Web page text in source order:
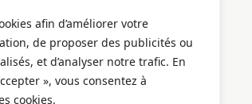
afin d’améliorer votre
de proposer des publicités ou
et d’analyser notre trafic. En
», vous consentez à
cookies.